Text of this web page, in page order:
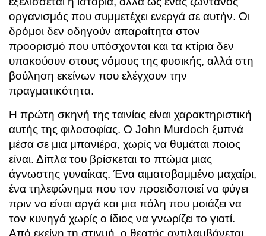
οργανισμός που συμμετέχει ενεργά σε αυτήν. Οι
δρόμοι δεν οδηγούν απαραίτητα στον
προορισμό που υπόσχονται και τα κτίρια δεν
υπακούουν στους νόμους της φυσικής, αλλά στη
βούληση εκείνων που ελέγχουν την
πραγματικότητα.
Η πρώτη σκηνή της ταινίας είναι χαρακτηριστική
αυτής της φιλοσοφίας. Ο John Murdoch ξυπνά
μέσα σε μια μπανιέρα, χωρίς να θυμάται ποιος
είναι. Δίπλα του βρίσκεται το πτώμα μιας
άγνωστης γυναίκας. Ένα αιματοβαμμένο μαχαίρι,
ένα τηλεφώνημα που τον προειδοποιεί να φύγει
πριν να είναι αργά και μια πόλη που μοιάζει να
τον κυνηγά χωρίς ο ίδιος να γνωρίζει το γιατί.
Από εκείνη τη στιγμή, ο θεατής αντιλαμβάνεται